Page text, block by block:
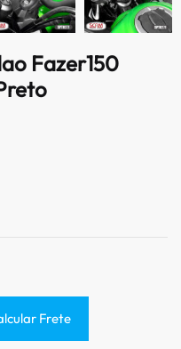
Fazer150
Frete